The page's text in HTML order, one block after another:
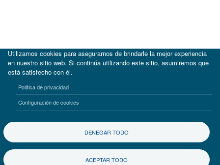
Términos de uso Aviso de privacidad
Utilizamos cookies para asegurarnos de brindarle la mejor experiencia
en nuestro sitio web. Si continúa utilizando este sitio, asumiremos que
está satisfecho con él.
Política de privacidad
Configuración de cookies
DENEGAR TODO
ACEPTAR TODO